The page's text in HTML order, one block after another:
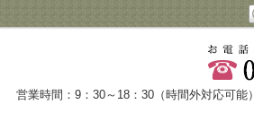
営業時間：9：30～18：30（時間外対応可能）